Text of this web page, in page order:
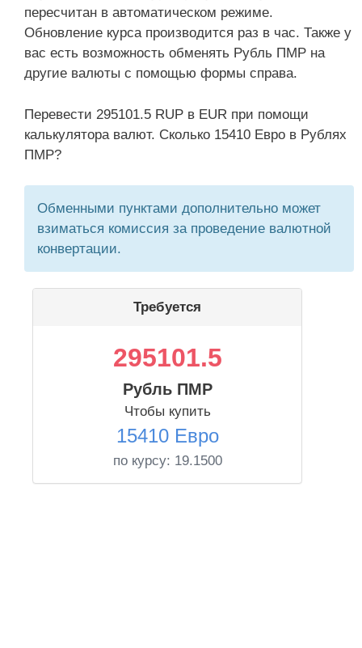
пересчитан в автоматическом режиме.
Обновление курса производится раз в час. Также у
вас есть возможность обменять Рубль ПМР на
другие валюты с помощью формы справа.
Перевести 295101.5 RUP в EUR при помощи
калькулятора валют. Сколько 15410 Евро в Рублях
ПМР?
Обменными пунктами дополнительно может
взиматься комиссия за проведение валютной
конвертации.
Требуется
295101.5
Рубль ПМР
Чтобы купить
15410 Евро
по курсу: 19.1500